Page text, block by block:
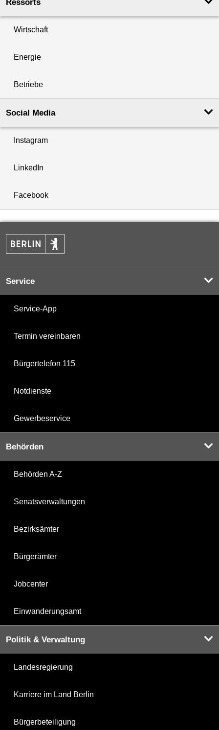
Ressorts
Wirtschaft
Energie
Betriebe
Social Media
Instagram
LinkedIn
Facebook
Service
Service-App
Termin vereinbaren
Bürgertelefon 115
Notdienste
Gewerbeservice
Behörden
Behörden A-Z
Senatsverwaltungen
Bezirksämter
Bürgerämter
Jobcenter
Einwanderungsamt
Politik & Verwaltung
Landesregierung
Karriere im Land Berlin
Bürgerbeteiligung